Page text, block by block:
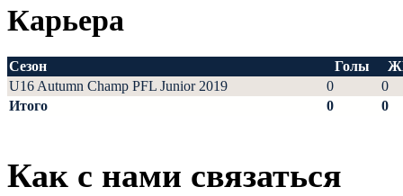
Карьера
Сезон Голы
U16 Autumn Champ PFL Junior 2019
0
0
Итого
0 0
Как с нами связаться